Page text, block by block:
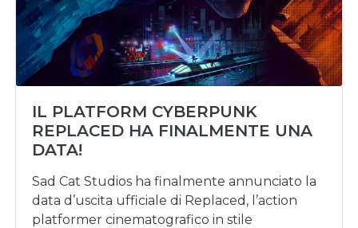
IL PLATFORM CYBERPUNK
REPLACED HA FINALMENTE UNA
DATA!
Sad Cat Studios ha finalmente annunciato la
data d’uscita ufficiale di Replaced, l’action
platformer cinematografico in stile